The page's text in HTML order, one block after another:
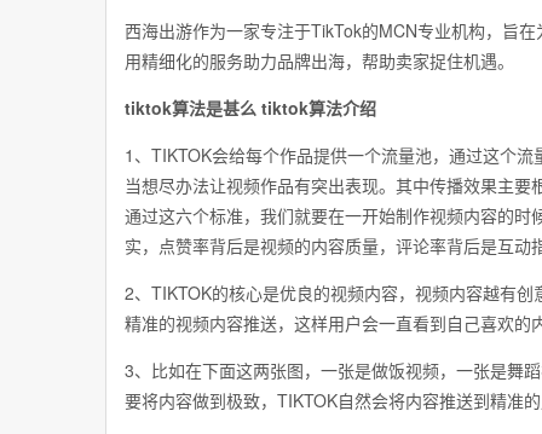
西海出游作为一家专注于TikTok的MCN专业机构，旨
用精细化的服务助力品牌出海，帮助卖家捉住机遇。
tiktok算法是甚么 tiktok算法介绍
1、TIKTOK会给每个作品提供一个流量池，通过这个
当想尽办法让视频作品有突出表现。其中传播效果主
通过这六个标准，我们就要在一开始制作视频内容的
实，点赞率背后是视频的内容质量，评论率背后是互
2、TIKTOK的核心是优良的视频内容，视频内容越有
精准的视频内容推送，这样用户会一直看到自己喜欢
3、比如在下面这两张图，一张是做饭视频，一张是舞
要将内容做到极致，TIKTOK自然会将内容推送到精准